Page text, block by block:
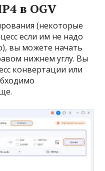
в OGV
(некоторые
если им не надо
вы можете начать
нижнем углу. Вы
конвертации или